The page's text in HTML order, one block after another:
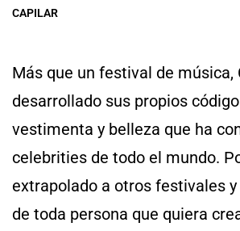
CAPILAR
Más que un festival de música,
desarrollado sus propios
vestimenta y belleza que ha
celebrities de todo el mundo.
extrapolado a otros festivales y
de toda persona que quiera